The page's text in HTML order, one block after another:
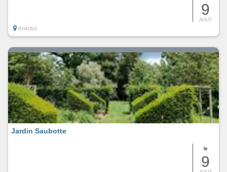
9
AOUT
RIMONS
le
9
Jardin Saubotte